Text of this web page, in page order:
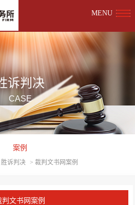
MENU
诉判决
CASE
案例
胜诉判决 > 裁判文书网案例
判文书网案例